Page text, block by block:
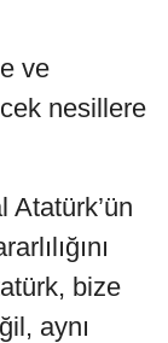
ve
nesillere
bize
aynı